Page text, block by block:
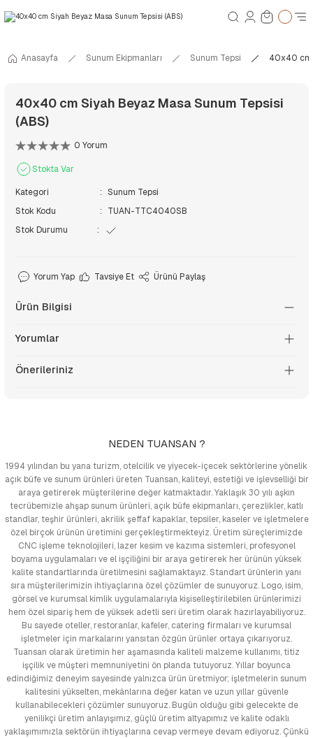
Anasayfa Sunum Ekipmanları Sunum Tepsi 40x40 cm
40x40 cm Siyah Beyaz Masa Sunum Tepsisi
(ABS)
0 Yorum
Stokta Var
Kategori
Sunum Tepsi
Stok Kodu
TUAN-TTC4040SB
Stok Durumu
Yorum Yap Tavsiye Et Ürünü Paylaş
Ürün Bilgisi
Yorumlar
Önerileriniz
NEDEN TUANSAN ?
1994 yılından bu yana turizm, otelcilik ve yiyecek-içecek sektörlerine yönelik
açık büfe ve sunum ürünleri üreten Tuansan, kaliteyi, estetiği ve işlevselliği bir
araya getirerek müşterilerine değer katmaktadır. Yaklaşık 30 yılı aşkın
tecrübemizle ahşap sunum ürünleri, açık büfe ekipmanları, çerezlikler, katlı
standlar, teşhir ürünleri, akrilik şeffaf kapaklar, tepsiler, kaseler ve işletmelere
özel birçok ürünün üretimini gerçekleştirmekteyiz. Üretim süreçlerimizde
CNC işleme teknolojileri, lazer kesim ve kazıma sistemleri, profesyonel
boyama uygulamaları ve el işçiliğini bir araya getirerek her ürünün yüksek
kalite standartlarında üretilmesini sağlamaktayız. Standart ürünlerin yanı
sıra müşterilerimizin ihtiyaçlarına özel çözümler de sunuyoruz. Logo, isim,
görsel ve kurumsal kimlik uygulamalarıyla kişiselleştirilebilen ürünlerimizi
hem özel sipariş hem de yüksek adetli seri üretim olarak hazırlayabiliyoruz.
Bu sayede oteller, restoranlar, kafeler, catering firmaları ve kurumsal
işletmeler için markalarını yansıtan özgün ürünler ortaya çıkarıyoruz.
Tuansan olarak üretimin her aşamasında kaliteli malzeme kullanımı, titiz
işçilik ve müşteri memnuniyetini ön planda tutuyoruz. Yıllar boyunca
edindiğimiz deneyim sayesinde yalnızca ürün üretmiyor; işletmelerin sunum
kalitesini yükselten, mekânlarına değer katan ve uzun yıllar güvenle
kullanabilecekleri çözümler sunuyoruz. Bugün olduğu gibi gelecekte de
yenilikçi üretim anlayışımız, güçlü üretim altyapımız ve kalite odaklı
yaklaşımımızla sektörün ihtiyaçlarına cevap vermeye devam ediyoruz. Çünkü